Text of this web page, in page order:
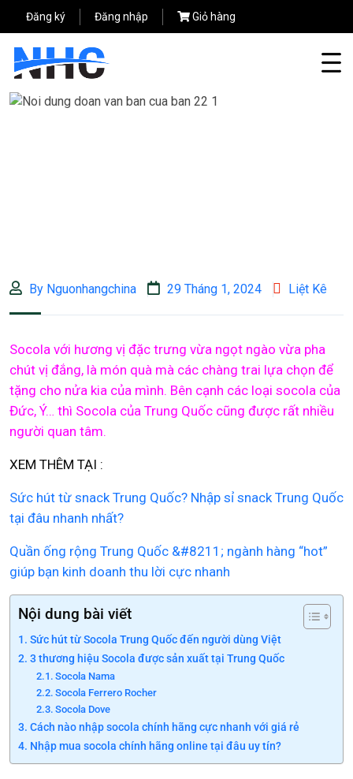
Đăng ký Đăng nhập Giỏ hàng
By Nguonhangchina 29 Tháng 1, 2024 Liệt Kê
Socola với hương vị đặc trưng vừa ngọt ngào vừa pha
chút vị đắng, là món quà mà các chàng trai lựa chọn để
tặng cho nửa kia của mình. Bên cạnh các loại socola của
Đức, Ý… thì Socola của Trung Quốc cũng được rất nhiều
người quan tâm.
XEM THÊM TẠI :
Sức hút từ snack Trung Quốc? Nhập sỉ snack Trung Quốc
tại đâu nhanh nhất?
Quần ống rộng Trung Quốc &#8211; ngành hàng “hot”
giúp bạn kinh doanh thu lời cực nhanh
Nội dung bài viết
Sức hút từ Socola Trung Quốc đến người dùng Việt
3 thương hiệu Socola được sản xuất tại Trung Quốc
Socola Nama
Socola Ferrero Rocher
Socola Dove
Cách nào nhập socola chính hãng cực nhanh với giá rẻ
Nhập mua socola chính hãng online tại đâu uy tín?